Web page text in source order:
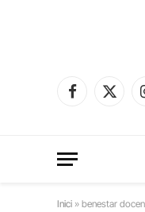
Facebook
X
Inici » benestar